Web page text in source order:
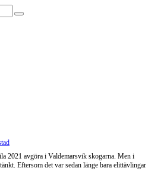
2021 avgöra i Valdemarsvik skogarna. Men i
Eftersom det var sedan länge bara elittävlingar